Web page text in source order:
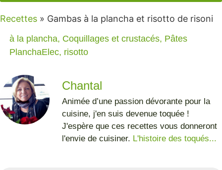
Recettes » Gambas à la plancha et risotto de risoni
à la plancha, Coquillages et crustacés, Pâtes
PlanchaElec, risotto
Chantal
Animée d’une passion dévorante pour la
cuisine, j'en suis devenue toquée !
J'espère que ces recettes vous donneront
l'envie de cuisiner. L'histoire des toqués...